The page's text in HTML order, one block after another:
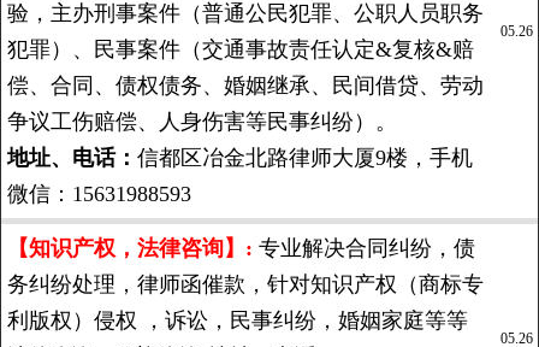
验，主办刑事案件（普通公民犯罪、公职人员职务
犯罪）、民事案件（交通事故责任认定&复核&赔
偿、合同、债权债务、婚姻继承、民间借贷、劳动
争议工伤赔偿、人身伤害等民事纠纷）。
地址、电话： 信都区冶金北路律师大厦9楼，手机
微信：15631988593
05.26
【知识产权，法律咨询】: 专业解决合同纠纷，债
务纠纷处理，律师函催款，针对知识产权（商标专
利版权）侵权 ，诉讼，民事纠纷，婚姻家庭等等
05.26